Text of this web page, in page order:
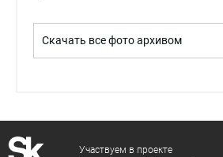
Скачать все фото архивом
Участвуем в проекте